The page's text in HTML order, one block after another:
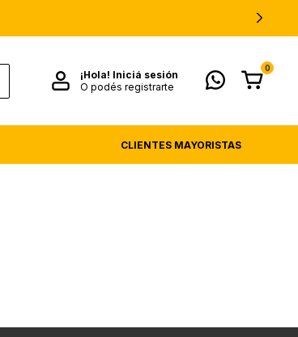
¡Hola! Iniciá sesión
O podés registrarte
0
CLIENTES MAYORISTAS